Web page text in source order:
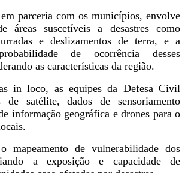
parceria com os municípios, envolve
áreas suscetíveis a desastres como
e deslizamentos de terra, e a
de ocorrência desses
as características da região.
in loco, as equipes da Defesa Civil
de satélite, dados de sensoriamento
informação geográfica e drones para o
mapeamento de vulnerabilidade dos
a exposição e capacidade de